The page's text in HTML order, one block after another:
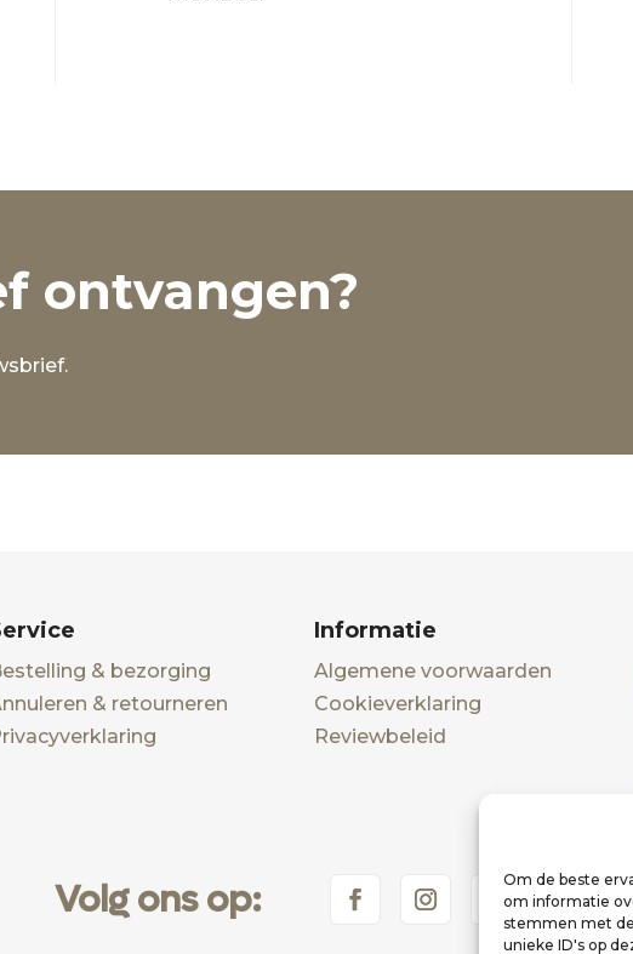
Om de beste
om informatie
stemmen met
unieke ID's op
ontvangen?
& bezorging
& retourneren
Informatie
Algemene voorwaarden
Cookieverklaring
Reviewbeleid
Volg ons op: